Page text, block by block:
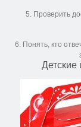
5. Проверить
6. Понять, кто